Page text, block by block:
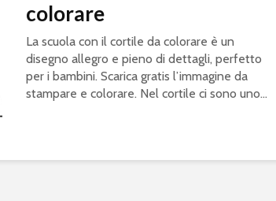
colorare
La scuola con il cortile da colorare è un
disegno allegro e pieno di dettagli, perfetto
per i bambini. Scarica gratis l’immagine da
stampare e colorare. Nel cortile ci sono uno...